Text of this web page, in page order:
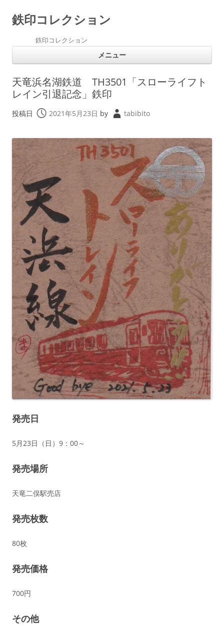
鉄印コレクション
鉄印コレクション
メニュー
天竜浜名湖鉄道 TH3501「スローライフト
レイン引退記念」鉄印
投稿日 2021年5月23日 by tabibito
発売日
5月23日（日）9：00～
発売場所
天竜二俣駅売店
発売枚数
80枚
発売価格
700円
その他